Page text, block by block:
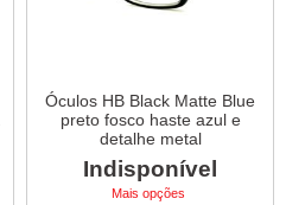
Óculos HB Black Matte Blue
preto fosco haste azul e
detalhe metal
Indisponível
Mais opções